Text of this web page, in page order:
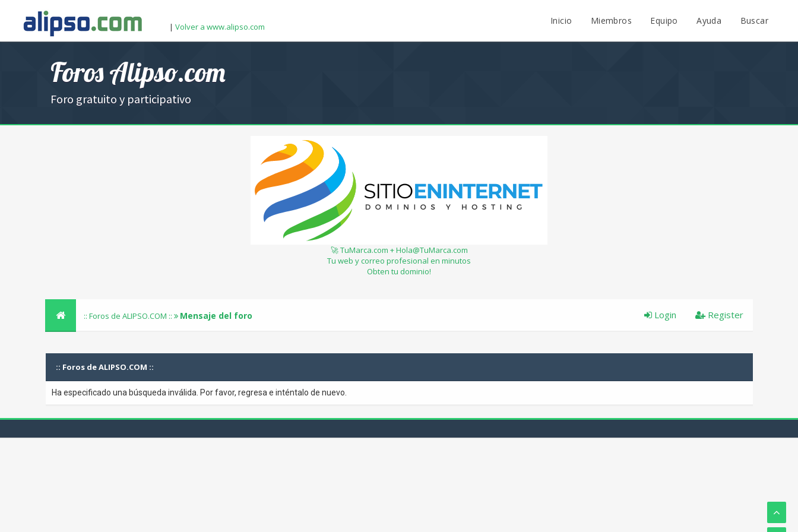
| Volver a www.alipso.com
Inicio Miembros Equipo Ayuda Buscar
Foros Alipso.com
Foro gratuito y participativo
🚀 TuMarca.com + Hola@TuMarca.com
Tu web y correo profesional en minutos
Obten tu dominio!
:: Foros de ALIPSO.COM :: Mensaje del foro Register
Login
:: Foros de ALIPSO.COM ::
Ha especificado una búsqueda inválida. Por favor, regresa e inténtalo de nuevo.